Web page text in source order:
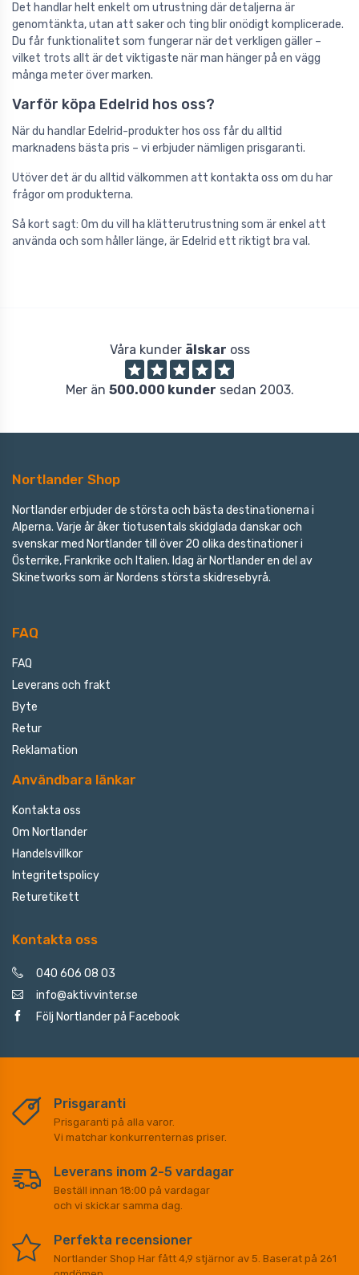
Det handlar helt enkelt om utrustning där detaljerna är
genomtänkta, utan att saker och ting blir onödigt komplicerade.
Du får funktionalitet som fungerar när det verkligen gäller –
vilket trots allt är det viktigaste när man hänger på en vägg
många meter över marken.
Varför köpa Edelrid hos oss?
När du handlar Edelrid-produkter hos oss får du alltid
marknadens bästa pris – vi erbjuder nämligen prisgaranti.
Utöver det är du alltid välkommen att kontakta oss om du har
frågor om produkterna.
Så kort sagt: Om du vill ha klätterutrustning som är enkel att
använda och som håller länge, är Edelrid ett riktigt bra val.
Våra kunder älskar oss
Mer än 500.000 kunder sedan 2003.
Nortlander Shop
Nortlander erbjuder de största och bästa destinationerna i
Alperna. Varje år åker tiotusentals skidglada danskar och
svenskar med Nortlander till över 20 olika destinationer i
Österrike, Frankrike och Italien. Idag är Nortlander en del av
Skinetworks som är Nordens största skidresebyrå.
FAQ
FAQ
Leverans och frakt
Byte
Retur
Reklamation
Användbara länkar
Kontakta oss
Om Nortlander
Handelsvillkor
Integritetspolicy
Returetikett
Kontakta oss
040 606 08 03
info@aktivvinter.se
Följ Nortlander på Facebook
Prisgaranti
Prisgaranti på alla varor.
Vi matchar konkurrenternas priser.
Leverans inom 2-5 vardagar
Beställ innan 18:00 på vardagar
och vi skickar samma dag.
Perfekta recensioner
Nortlander Shop Har fått 4,9 stjärnor av 5. Baserat på 261